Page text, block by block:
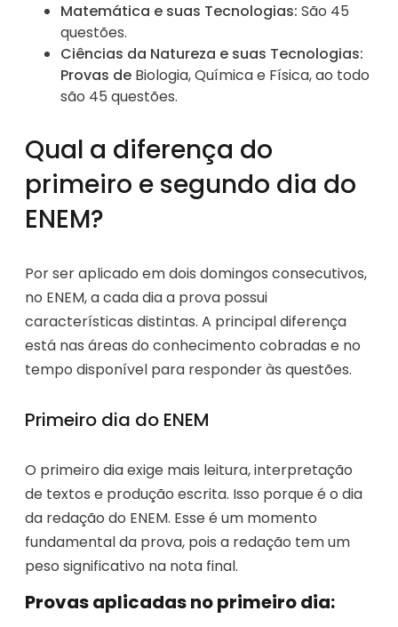
Matemática e suas Tecnologias: São 45
questões.
Ciências da Natureza e suas Tecnologias:
Provas de Biologia, Química e Física, ao todo
são 45 questões.
Qual a diferença do
primeiro e segundo dia do
ENEM?
Por ser aplicado em dois domingos consecutivos,
no ENEM, a cada dia a prova possui
características distintas. A principal diferença
está nas áreas do conhecimento cobradas e no
tempo disponível para responder às questões.
Primeiro dia do ENEM
O primeiro dia exige mais leitura, interpretação
de textos e produção escrita. Isso porque é o dia
da redação do ENEM. Esse é um momento
fundamental da prova, pois a redação tem um
peso significativo na nota final.
Provas aplicadas no primeiro dia: